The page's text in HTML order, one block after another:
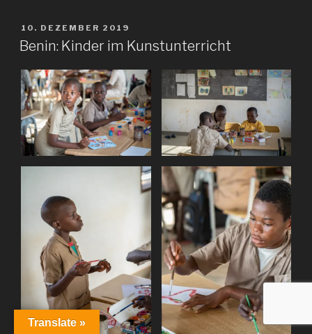
VERÖFFENTLICHT
AM
10. DEZEMBER 2019
Benin: Kinder im Kunstunterricht
Translate »